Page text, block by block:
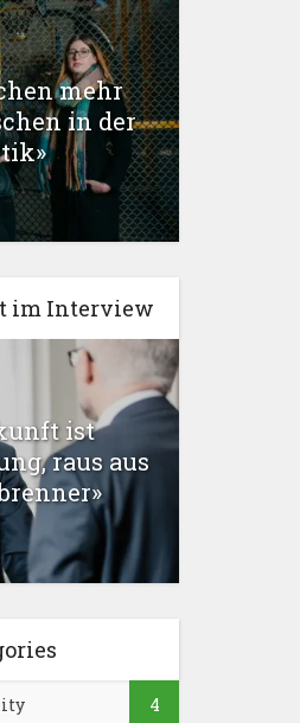
mehr
in der
im Interview
ist
raus aus
4